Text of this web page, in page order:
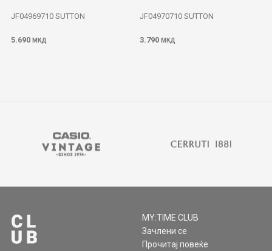
JF04969710 SUTTON
5.690 МКД
JF04970710 SUTTON
3.790 МКД
MY:TIME CLUB
Зачлени се
Прочитај повеќе